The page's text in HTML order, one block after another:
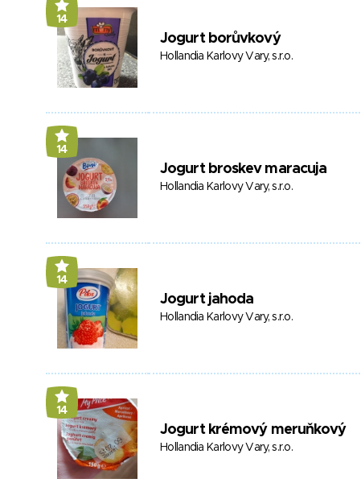
14
Jogurt borůvkový
Hollandia Karlovy Vary, s.r.o.
14
Jogurt broskev maracuja
Hollandia Karlovy Vary, s.r.o.
14
Jogurt jahoda
Hollandia Karlovy Vary, s.r.o.
14
Jogurt krémový meruňkový
Hollandia Karlovy Vary, s.r.o.